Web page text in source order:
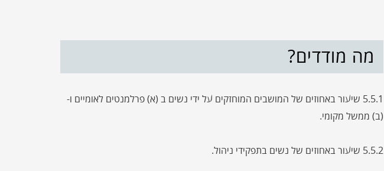
מה מודדים?
5.5.1 שיעור באחוזים של המושבים המוחזקים על ידי נשים ב (א) פרלמנטים לאומיים ו-
(ב) ממשל מקומי.
5.5.2 שיעור באחוזים של נשים בתפקידי ניהול.